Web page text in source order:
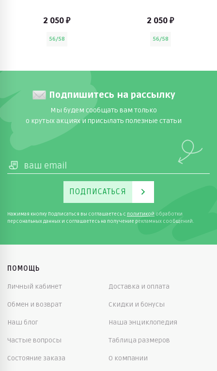
2 050 ₽
56/58
2 050 ₽
56/58
Подпишитесь на рассылку
Мы будем сообщать вам только
о крутых акциях и присылать полезные статьи
ПОДПИСАТЬСЯ
Нажимая кнопку Подписаться вы соглашаетесь с политикой обработки
персональных данных и соглашаетесь на получение рекламных сообщений.
ПОМОЩЬ
Личный кабинет Доставка и оплата
Обмен и возврат Скидки и бонусы
Наш блог Наша энциклопедия
Частые вопросы Таблица размеров
Состояние заказа О компании